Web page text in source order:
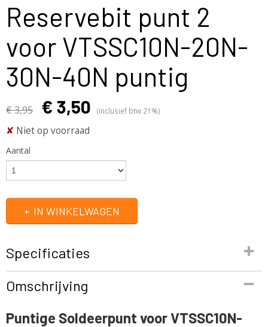
Reservebit punt 2
voor VTSSC10N-20N-
30N-40N puntig
€ 3,95 € 3,50 (inclusief btw 21%)
✘ Niet op voorraad
Aantal
IN WINKELWAGEN
Specificaties
BITC10N2
5410329274092
Omschrijving
Puntige Soldeerpunt voor VTSSC10N-